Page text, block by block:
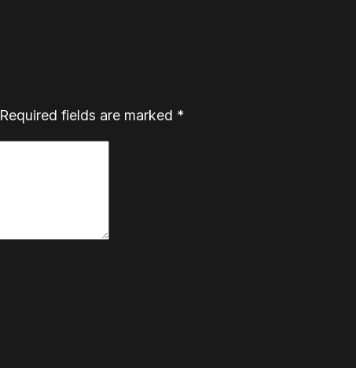
Required fields are marked *